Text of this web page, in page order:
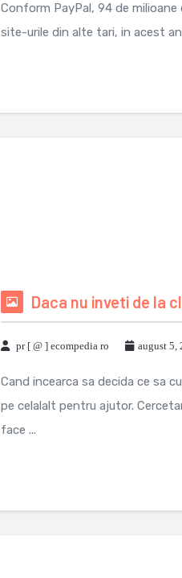
Conform PayPal, 94 de
site-urile din alte tari, in acest
Daca nu inveti de la
pr [ @ ] ecompedia ro august 5,
Cand incearca sa decida ce sa
pe celalalt pentru ajutor.
face ...